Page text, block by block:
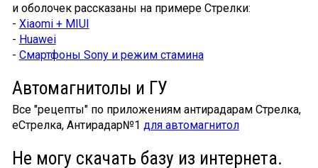
и оболочек рассказаны на примере Стрелки:
- Xiaomi + MIUI
- Huawei
- Смартфоны Sony и режим стамина
Автомагнитолы и ГУ
Все "рецепты" по приложениям антирадарам Стрелка,
еСтрелка, Антирадар№1 для автомагнитол
Не могу скачать базу из интернета.